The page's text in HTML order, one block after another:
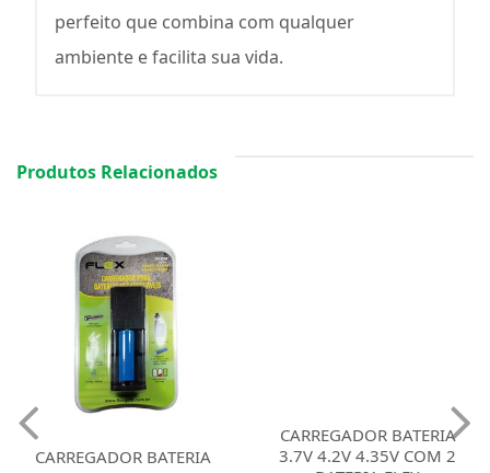
perfeito que combina com qualquer
ambiente e facilita sua vida.
Produtos Relacionados
CARREGADOR BATERIA
CARREGADOR BATERIA
3.7V 4.2V 4.35V COM 2